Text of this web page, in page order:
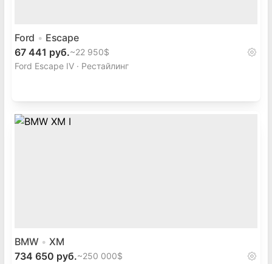
Ford
Escape
67 441 руб.~22 950$
Ford Escape IV · Рестайлинг
BMW
XM
734 650 руб.~250 000$